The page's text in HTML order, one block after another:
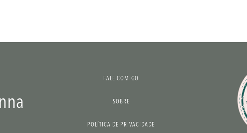
FALE COMIGO
SOBRE
POLÍTICA DE PRIVACIDADE